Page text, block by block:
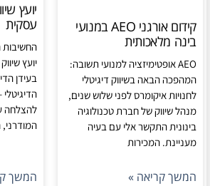
קידום אורגני AEO במנועי
בינה מלאכותית
AEO אופטימיזציה למנועי תשובה:
המהפכה הבאה בשיווק דיגיטלי
לחנויות איקומרס לפני שלוש שנים,
מנהל שיווק של חברת טכנולוגיה
בינונית התקשר אלי עם בעיה
מעניינת. המכירות
המשך קריאה »
יועץ
עסקית
יועץ
בעידן
הדיגיטלי
להצלחה
המודרני,
המשך